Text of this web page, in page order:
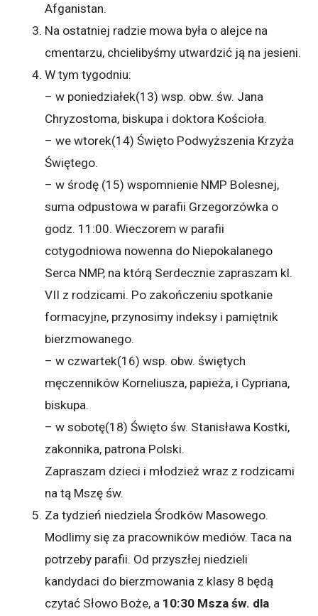
Afganistan.
Na ostatniej radzie mowa była o alejce na
cmentarzu, chcielibyśmy utwardzić ją na jesieni.
W tym tygodniu:
– w poniedziałek(13) wsp. obw. św. Jana
Chryzostoma, biskupa i doktora Kościoła.
– we wtorek(14) Święto Podwyższenia Krzyża
Świętego.
– w środę (15) wspomnienie NMP Bolesnej,
suma odpustowa w parafii Grzegorzówka o
godz. 11:00. Wieczorem w parafii
cotygodniowa nowenna do Niepokalanego
Serca NMP, na którą Serdecznie zapraszam kl.
VII z rodzicami. Po zakończeniu spotkanie
formacyjne, przynosimy indeksy i pamiętnik
bierzmowanego.
– w czwartek(16) wsp. obw. świętych
męczenników Korneliusza, papieża, i Cypriana,
biskupa.
– w sobotę(18) Święto św. Stanisława Kostki,
zakonnika, patrona Polski.
Zapraszam dzieci i młodzież wraz z rodzicami
na tą Mszę św.
Za tydzień niedziela Środków Masowego.
Modlimy się za pracowników mediów. Taca na
potrzeby parafii. Od przyszłej niedzieli
kandydaci do bierzmowania z klasy 8 będą
czytać Słowo Boże, a 10:30 Msza św. dla